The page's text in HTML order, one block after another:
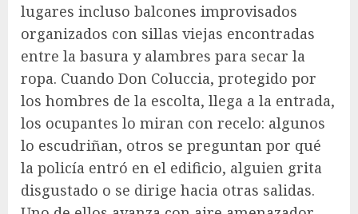
lugares incluso balcones improvisados ​​
organizados con sillas viejas encontradas
entre la basura y alambres para secar la
ropa. Cuando Don Coluccia, protegido por
los hombres de la escolta, llega a la entrada,
los ocupantes lo miran con recelo: algunos
lo escudriñan, otros se preguntan por qué
la policía entró en el edificio, alguien grita
disgustado o se dirige hacia otras salidas.